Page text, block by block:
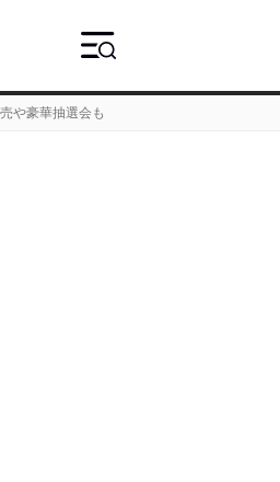
や豪華抽選会も